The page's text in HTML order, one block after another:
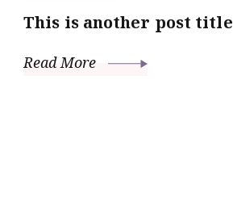
This is another post title
Read More